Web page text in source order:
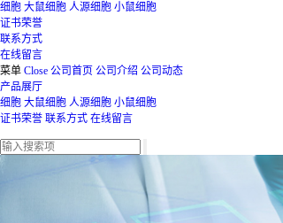
细胞 大鼠细胞 人源细胞 小鼠细胞
证书荣誉
联系方式
在线留言
菜单 Close 公司首页 公司介绍 公司动态
产品展厅
细胞 大鼠细胞 人源细胞 小鼠细胞
证书荣誉 联系方式 在线留言